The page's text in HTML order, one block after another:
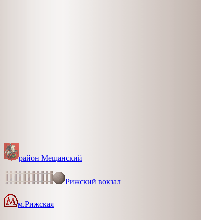
район Мещанский
Рижский вокзал
м.Рижская